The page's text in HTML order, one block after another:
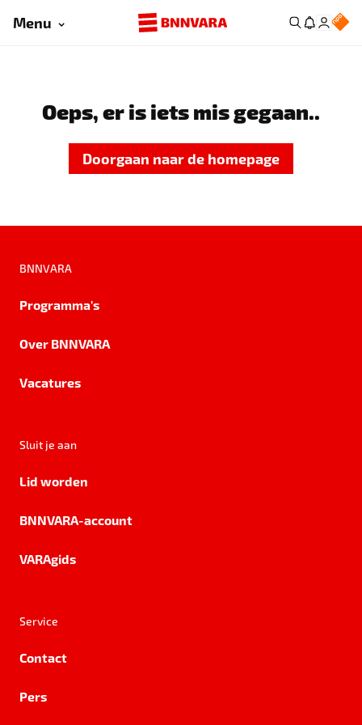
Menu
Oeps, er is iets mis gegaan..
Doorgaan naar de homepage
BNNVARA
Programma's
Over BNNVARA
Vacatures
Sluit je aan
Lid worden
BNNVARA-account
VARAgids
Service
Contact
Pers